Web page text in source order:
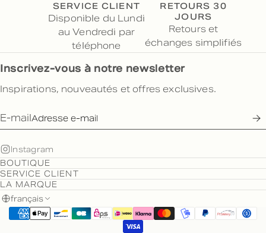
SERVICE CLIENT
Disponible du Lundi
au Vendredi par
téléphone
RETOURS 30
JOURS
Retours et
échanges simplifiés
Inscrivez-vous à notre newsletter
Inspirations, nouveautés et offres exclusives.
E-mail
Instagram
BOUTIQUE
SERVICE CLIENT
LA MARQUE
français